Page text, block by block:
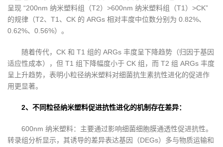
呈现 “200nm 纳米塑料组（T2）>600nm 纳米塑料组（T1）>CK”
的规律（T2、T1、CK 的 ARGs 相对丰度中位数分别为 0.82%、
0.62%、0.56%）。
随着传代，CK 和 T1 组的 ARGs 丰度呈下降趋势（归因于基因
适应性成本），但 T1 组下降幅度小于 CK 组，而 T2 组 ARGs 丰度
呈上升趋势，表明小粒径纳米塑料对细菌抗生素抗性进化的促进作
用更显著。
2、不同粒径纳米塑料促进抗性进化的机制存在差异：
600nm 纳米塑料：主要通过影响细菌细胞膜通透性促进抗性。
转录组分析显示，其诱导的差异表达基因（DEGs）多与物质运输和